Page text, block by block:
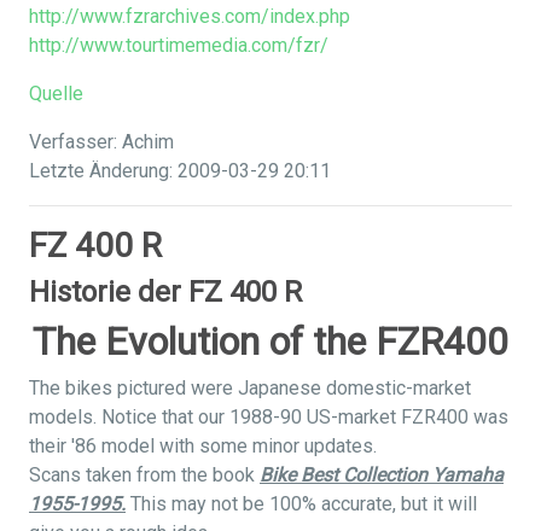
http://www.fzrarchives.com/index.php
http://www.tourtimemedia.com/fzr/
Quelle
Verfasser: Achim
Letzte Änderung: 2009-03-29 20:11
FZ 400 R
Historie der FZ 400 R
The Evolution of the FZR400
The bikes pictured were Japanese domestic-market
models. Notice that our 1988-90 US-market FZR400 was
their '86 model with some minor updates.
Scans taken from the book Bike Best Collection Yamaha
1955-1995. This may not be 100% accurate, but it will